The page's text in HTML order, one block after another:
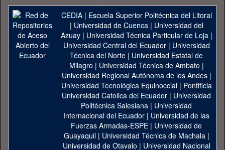
CEDIA| Escuela Superior Politécnica del Litoral
| Universidad de Cuenca| Universidad del
Azuay| Universidad Técnica Particular de Loja|
Universidad Central del Ecuador| Universidad
Técnica del Norte | Universidad Estatal de
Milagro | Universidad Técnica de Ambato |
Universidad Regional Autónoma de los Andes|
Universidad Tecnológica Equinoccial| Pontificia
Universidad Catolica del Ecuador | Universidad
Politécnica Salesiana | Universidad
Internacional del Ecuador | Universidad de las
Fuerzas Armadas-ESPE | Universidad de
Guayaquil| Universidad Técnica de Machala|
Universidad de Otavalo | Universidad Nacional